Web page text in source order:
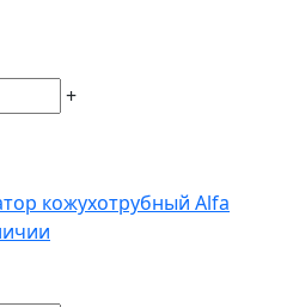
+
кожухотрубный Alfa